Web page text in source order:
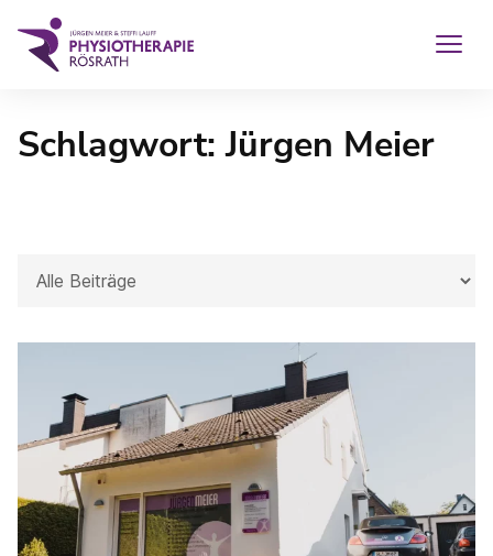
Inhalt
springen
Schlagwort:Jürgen Meier